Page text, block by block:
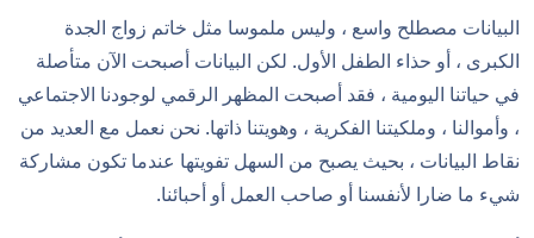
البيانات مصطلح واسع ، وليس ملموسا مثل خاتم زواج الجدة
الكبرى ، أو حذاء الطفل الأول. لكن البيانات أصبحت الآن متأصلة
في حياتنا اليومية ، فقد أصبحت المظهر الرقمي لوجودنا الاجتماعي
، وأموالنا ، وملكيتنا الفكرية ، وهويتنا ذاتها. نحن نعمل مع العديد من
نقاط البيانات ، بحيث يصبح من السهل تفويتها عندما تكون مشاركة
شيء ما ضارا لأنفسنا أو صاحب العمل أو أحبائنا.